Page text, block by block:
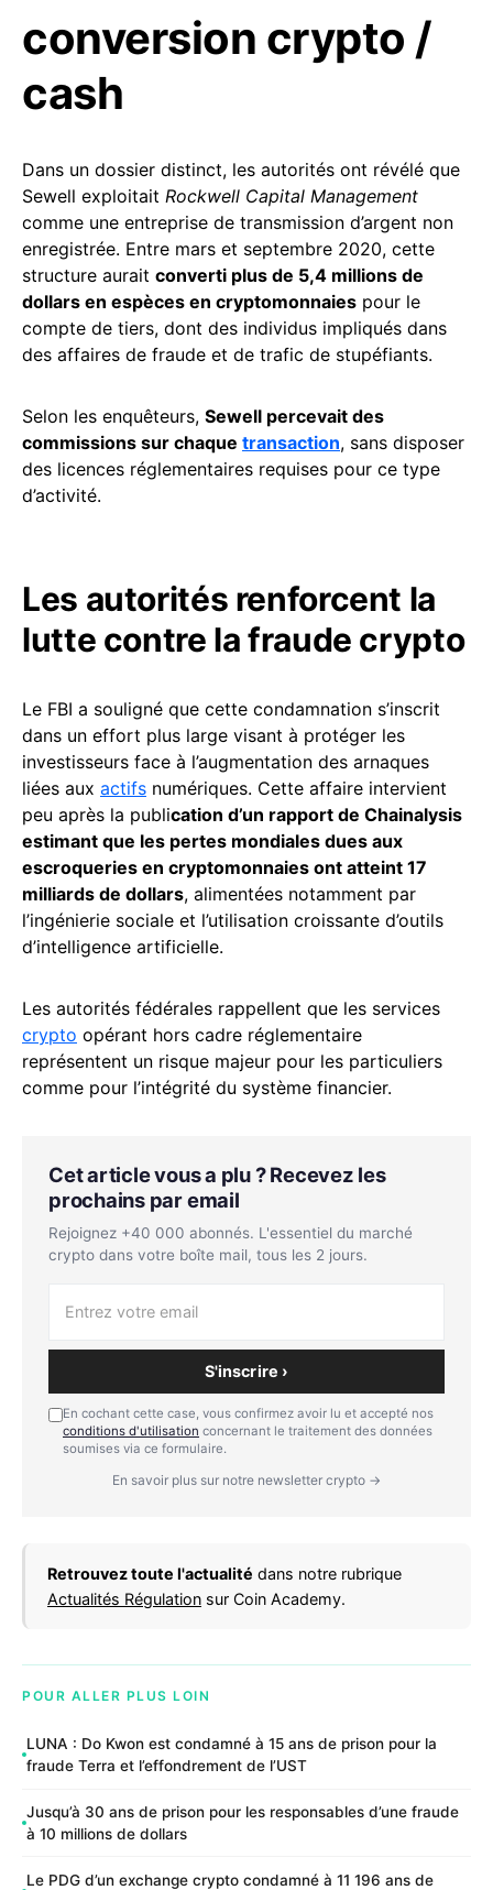
conversion crypto /
cash
Dans un dossier distinct, les autorités ont révélé que
Sewell exploitait Rockwell Capital Management
comme une entreprise de transmission d’argent non
enregistrée. Entre mars et septembre 2020, cette
structure aurait converti plus de 5,4 millions de
dollars en espèces en cryptomonnaies pour le
compte de tiers, dont des individus impliqués dans
des affaires de fraude et de trafic de stupéfiants.
Selon les enquêteurs, Sewell percevait des
commissions sur chaque transaction, sans disposer
des licences réglementaires requises pour ce type
d’activité.
Les autorités renforcent la
lutte contre la fraude crypto
Le FBI a souligné que cette condamnation s’inscrit
dans un effort plus large visant à protéger les
investisseurs face à l’augmentation des arnaques
liées aux actifs numériques. Cette affaire intervient
peu après la publication d’un rapport de Chainalysis
estimant que les pertes mondiales dues aux
escroqueries en cryptomonnaies ont atteint 17
milliards de dollars, alimentées notamment par
l’ingénierie sociale et l’utilisation croissante d’outils
d’intelligence artificielle.
Les autorités fédérales rappellent que les services
crypto opérant hors cadre réglementaire
représentent un risque majeur pour les particuliers
comme pour l’intégrité du système financier.
Cet article vous a plu ? Recevez les
prochains par email
Rejoignez +40 000 abonnés. L'essentiel du marché
crypto dans votre boîte mail, tous les 2 jours.
S'inscrire ›
En cochant cette case, vous confirmez avoir lu et accepté nos
conditions d'utilisation concernant le traitement des données
soumises via ce formulaire.
En savoir plus sur notre newsletter crypto →
Retrouvez toute l'actualité dans notre rubrique
Actualités Régulation sur Coin Academy.
POUR ALLER PLUS LOIN
LUNA : Do Kwon est condamné à 15 ans de prison pour la
fraude Terra et l’effondrement de l’UST
Jusqu’à 30 ans de prison pour les responsables d’une fraude
à 10 millions de dollars
Le PDG d’un exchange crypto condamné à 11 196 ans de